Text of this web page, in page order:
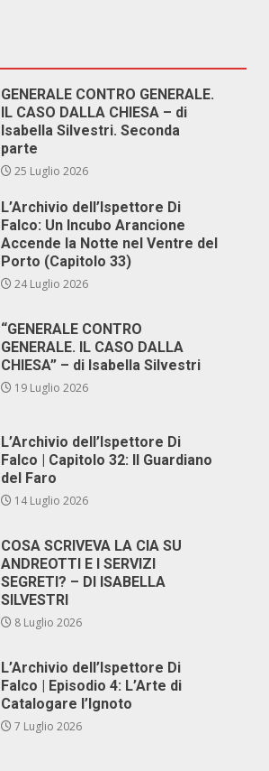
GENERALE CONTRO GENERALE.
IL CASO DALLA CHIESA – di
Isabella Silvestri. Seconda
parte
25 Luglio 2026
L’Archivio dell’Ispettore Di
Falco: Un Incubo Arancione
Accende la Notte nel Ventre del
Porto (Capitolo 33)
24 Luglio 2026
“GENERALE CONTRO
GENERALE. IL CASO DALLA
CHIESA” – di Isabella Silvestri
19 Luglio 2026
L’Archivio dell’Ispettore Di
Falco | Capitolo 32: Il Guardiano
del Faro
14 Luglio 2026
COSA SCRIVEVA LA CIA SU
ANDREOTTI E I SERVIZI
SEGRETI? – DI ISABELLA
SILVESTRI
8 Luglio 2026
L’Archivio dell’Ispettore Di
Falco | Episodio 4: L’Arte di
Catalogare l’Ignoto
7 Luglio 2026